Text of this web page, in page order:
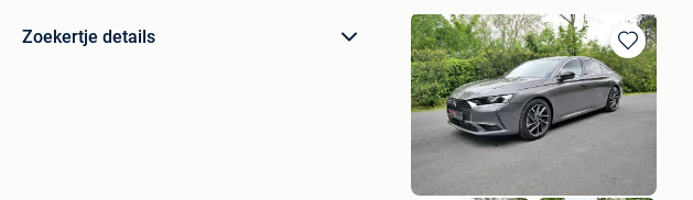
Zoekertje details
Bewaren
in
Mijn
Favorieten